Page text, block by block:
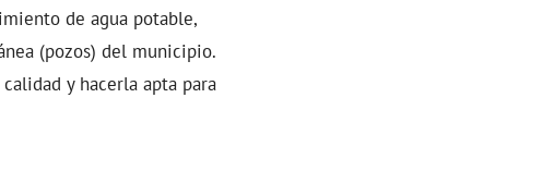
de agua potable,
(pozos) del municipio.
y hacerla apta para